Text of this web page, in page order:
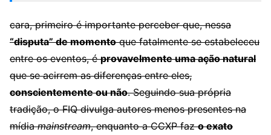
cara, primeiro é importante perceber que, nessa
“disputa” de momentoque fatalmente se estabeleceu
entre os eventos, éprovavelmente uma ação natural
que se acirrem as diferenças entre eles,
conscientemente ou não. Seguindo sua própria
tradição, o FIQ divulga autores menos presentes na
mídiamainstream, enquanto a CCXP fazo exato